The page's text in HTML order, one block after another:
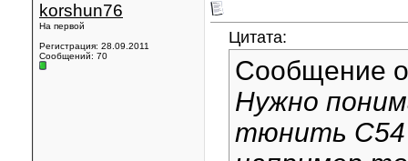
korshun76
На первой
Регистрация: 28.09.2011
Сообщений: 70
Цитата:
Сообщение
Нужно
тюнить С54